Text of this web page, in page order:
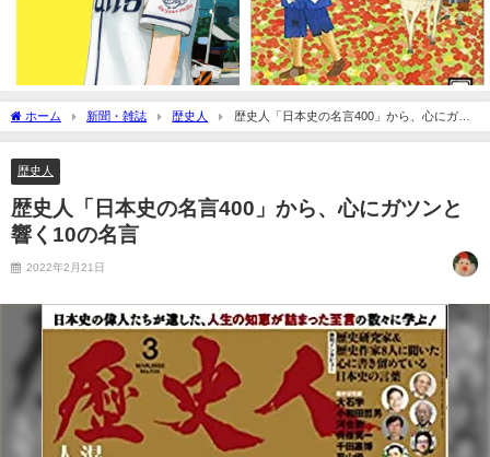
ホーム 新聞・雑誌 歴史人
歴史人「日本史の名言400」から、心にガツ
ンと響く10の名言
歴史人
歴史人「日本史の名言400」から、心にガツンと
響く10の名言
2022年2月21日